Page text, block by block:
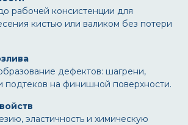
рабочей консистенции для
кистью или валиком без потери
дефектов: шагрени,
подтеков на финишной поверхности.
эластичность и химическую